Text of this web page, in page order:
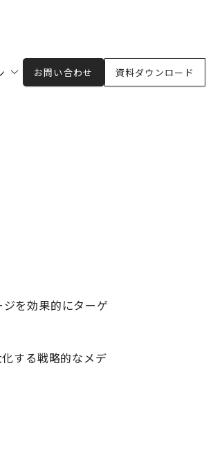
お問い合わせ 資料ダウンロード
を効果的にターゲ
する戦略的なメデ